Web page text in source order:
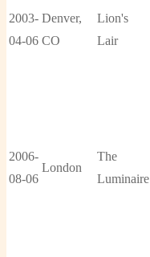
2003-
04-06
Denver,
CO
Lion's
Lair
2006-
08-06
London
The
Luminaire